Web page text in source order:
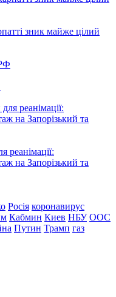
зник майже цілий
реанімації:
на Запорізький та
Росія коронавирус
Кабмин Киев НБУ ООС
Путин Трамп газ